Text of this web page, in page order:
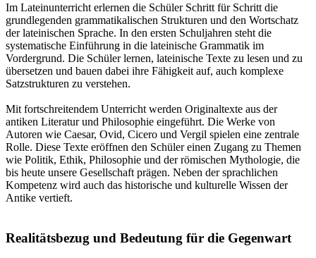
Im Lateinunterricht erlernen die Schüler Schritt für Schritt die
grundlegenden grammatikalischen Strukturen und den Wortschatz
der lateinischen Sprache. In den ersten Schuljahren steht die
systematische Einführung in die lateinische Grammatik im
Vordergrund. Die Schüler lernen, lateinische Texte zu lesen und zu
übersetzen und bauen dabei ihre Fähigkeit auf, auch komplexe
Satzstrukturen zu verstehen.
Mit fortschreitendem Unterricht werden Originaltexte aus der
antiken Literatur und Philosophie eingeführt. Die Werke von
Autoren wie Caesar, Ovid, Cicero und Vergil spielen eine zentrale
Rolle. Diese Texte eröffnen den Schüler einen Zugang zu Themen
wie Politik, Ethik, Philosophie und der römischen Mythologie, die
bis heute unsere Gesellschaft prägen. Neben der sprachlichen
Kompetenz wird auch das historische und kulturelle Wissen der
Antike vertieft.
Realitätsbezug und Bedeutung für die Gegenwart